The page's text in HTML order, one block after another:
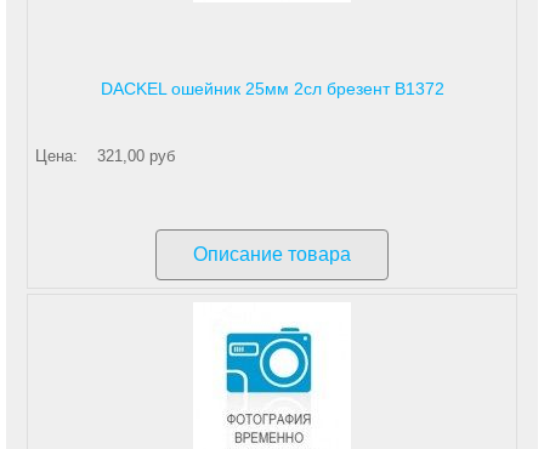
DACKEL ошейник 25мм 2сл брезент В1372
Цена: 321,00 руб
Описание товара